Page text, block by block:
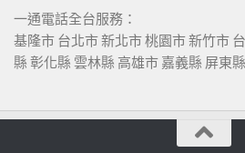
一通電話全台服務：
基隆市 台北市 新北市 桃園市 新竹市
縣 彰化縣 雲林縣 高雄市 嘉義縣 屏東縣